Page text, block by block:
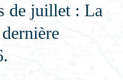
de juillet : La